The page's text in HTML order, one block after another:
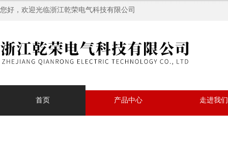
您好，欢迎光临浙江乾荣电气科技有限公司
首页 产品中心 走进我们